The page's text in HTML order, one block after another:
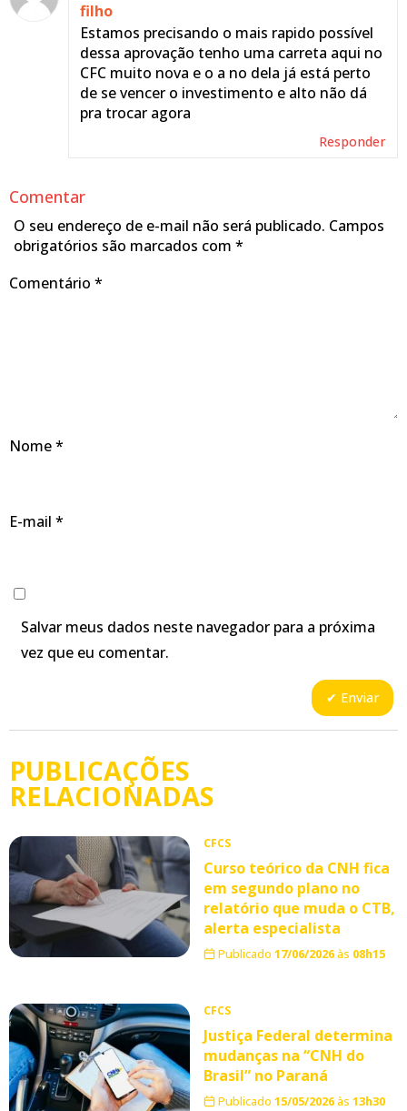
filho
Estamos precisando o mais rapido possível
dessa aprovação tenho uma carreta aqui no
CFC muito nova e o a no dela já está perto
de se vencer o investimento e alto não dá
pra trocar agora
Responder
Comentar
O seu endereço de e-mail não será publicado. Campos
obrigatórios são marcados com *
Comentário *
Nome*
E-mail *
Salvar meus dados neste navegador para a próxima
vez que eu comentar.
PUBLICAÇÕES
RELACIONADAS
CFCS
Curso teórico da CNH fica
em segundo plano no
relatório que muda o CTB,
alerta especialista
Publicado 17/06/2026às 08h15
CFCS
Justiça Federal determina
mudanças na “CNH do
Brasil” no Paraná
Publicado 15/05/2026às 13h30